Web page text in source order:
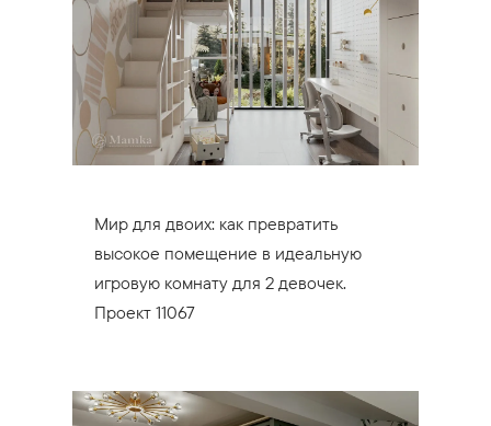
Мир для двоих: как превратить
высокое помещение в идеальную
игровую комнату для 2 девочек.
Проект 11067